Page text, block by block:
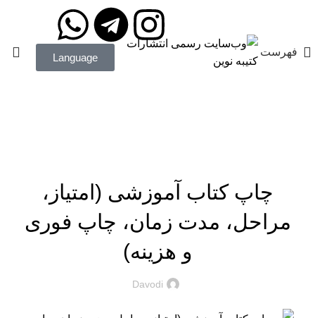
فهرست Language
چاپ کتاب آموزشی (امتیاز،
مراحل، مدت زمان، چاپ فوری
و هزینه)
Davodi